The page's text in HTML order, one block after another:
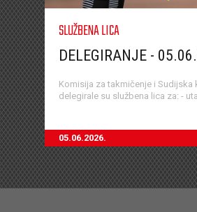
SLUŽBENA LICA
DELEGIRANJE -
Komisija za takmičenje i Sudijska
delegirale su službena lica za: -
05.06.2026.